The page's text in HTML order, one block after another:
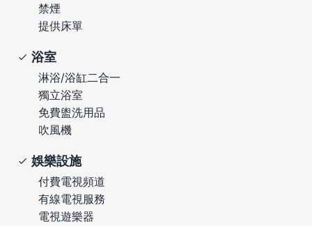
禁煙
提供床單
浴室
淋浴/浴缸二合一
獨立浴室
免費盥洗用品
吹風機
娛樂設施
付費電視頻道
有線電視服務
電視遊樂器